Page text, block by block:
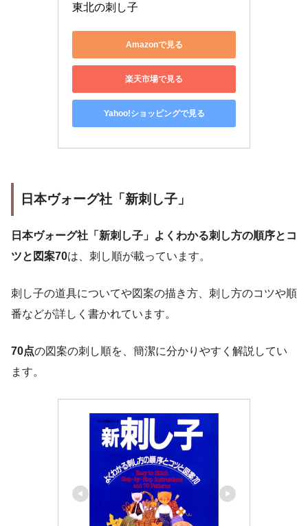
東北の刺し子
Amazonで見る
楽天市場で見る
Yahoo!ショッピングで見る
日本ヴォーグ社「新刺し子」
日本ヴォーグ社「新刺し子」よくわかる刺し方の順序とコ
ツと図案70は、刺し順が載っています。
刺し子の道具についてや図案の描き方、刺し方のコツや順
番などが詳しく書かれています。
70点の図案の刺し順を、簡潔に分かりやすく解説してい
ます。